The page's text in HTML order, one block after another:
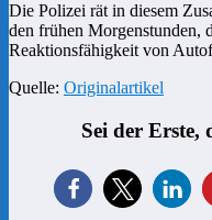
Die Polizei rät in diesem
den frühen Morgenstunden,
Reaktionsfähigkeit von
Quelle: Originalartikel
Sei der Erste,